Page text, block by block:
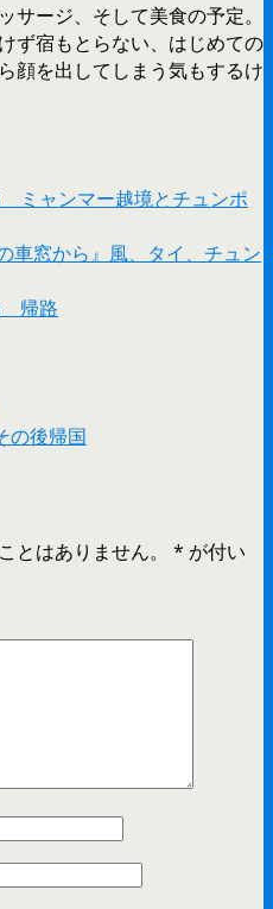
サージ、そして美食の予定。
ず宿もとらない、はじめての
顔を出してしまう気もするけ
ャンマー越境とチュンポ
車窓から』風、タイ、チュン
帰路
の後帰国
とはありません。 * が付い